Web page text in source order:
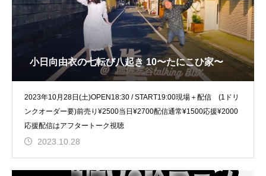
小日向由衣の七転び八起き 10〜たにこひ家〜
2023年10月28日(土)OPEN18:30 / START19:00現場＋配信 (1ドリ
ンクオーダー要)前売り¥2500当日¥2700配信通常¥1500応援¥2000
応援配信はアフタートーク視聴
2023.10.28